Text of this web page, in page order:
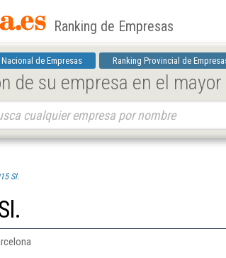
Ranking de Empresas
de Empresas Ranking Provincial de
de su empresa en el
Sl.